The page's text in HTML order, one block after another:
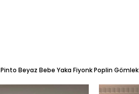
Pinto Beyaz Bebe Yaka Fiyonk Poplin Gömlek